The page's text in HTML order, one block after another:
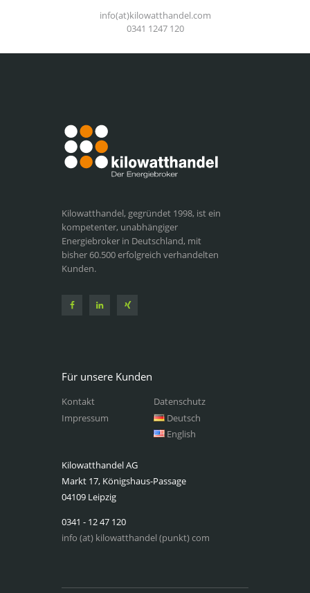
info(at)kilowatthandel.com
0341 1247 120
Kilowatthandel, gegründet 1998, ist ein
kompetenter, unabhängiger
Energiebroker in Deutschland, mit
bisher 60.500 erfolgreich verhandelten
Kunden.
Für unsere Kunden
Kontakt
Datenschutz
Impressum
Deutsch
English
Kilowatthandel AG
Markt 17, Königshaus-Passage
04109 Leipzig
0341 - 12 47 120
info (at) kilowatthandel (punkt) com